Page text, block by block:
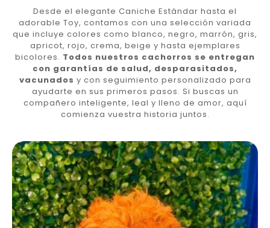
Desde el elegante Caniche Estándar hasta el
adorable Toy, contamos con una selección variada
que incluye colores como blanco, negro, marrón, gris,
apricot, rojo, crema, beige y hasta ejemplares
bicolores. Todos nuestros cachorros se entregan
con garantías de salud, desparasitados,
vacunados y con seguimiento personalizado para
ayudarte en sus primeros pasos. Si buscas un
compañero inteligente, leal y lleno de amor, aquí
comienza vuestra historia juntos.